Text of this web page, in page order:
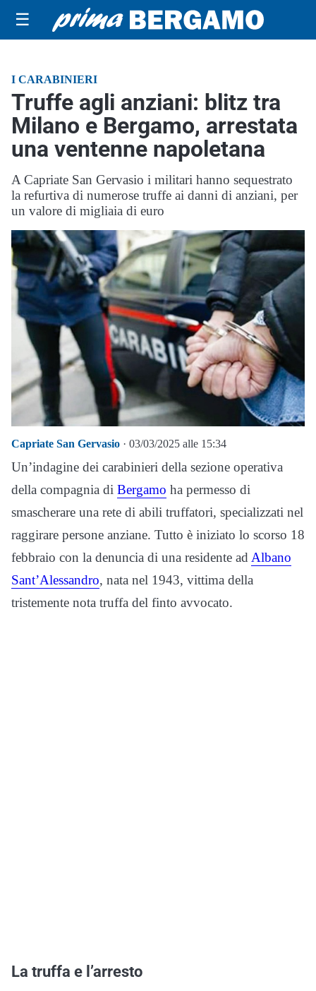
☰
I CARABINIERI
Truffe agli anziani: blitz tra
Milano e Bergamo, arrestata
una ventenne napoletana
A Capriate San Gervasio i militari hanno sequestrato
la refurtiva di numerose truffe ai danni di anziani, per
un valore di migliaia di euro
Capriate San Gervasio · 03/03/2025 alle 15:34
Un’indagine dei carabinieri della sezione operativa
della compagnia di Bergamo ha permesso di
smascherare una rete di abili truffatori, specializzati nel
raggirare persone anziane. Tutto è iniziato lo scorso 18
febbraio con la denuncia di una residente ad Albano
Sant’Alessandro, nata nel 1943, vittima della
tristemente nota truffa del finto avvocato.
La truffa e l’arresto